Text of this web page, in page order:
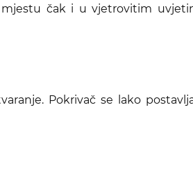
čak i u vjetrovitim
Pokrivač se lako